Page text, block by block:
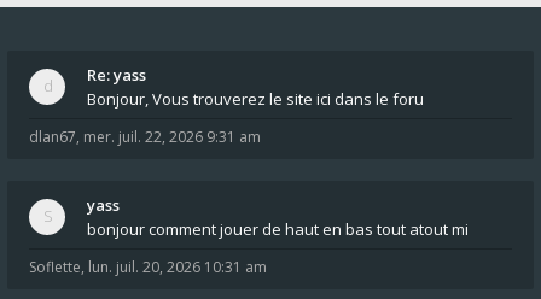
Re: yass
Bonjour, Vous trouverez le site ici dans le foru
dlan67, mer. juil. 22, 2026 9:31 am
yass
bonjour comment jouer de haut en bas tout atout mi
Soflette, lun. juil. 20, 2026 10:31 am